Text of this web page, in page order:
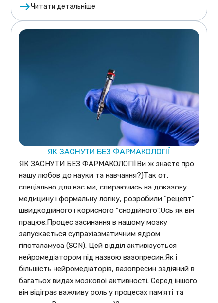
Читати детальніше
ЯК ЗАСНУТИ БЕЗ ФАРМАКОЛОГІЇ
ЯК ЗАСНУТИ БЕЗ ФАРМАКОЛОГІЇВи ж знаєте про
нашу любов до науки та навчання?)Так от,
спеціально для вас ми, спираючись на доказову
медицину і формальну логіку, розробили “рецепт”
швидкодійного і корисного “снодійного”.Ось як він
працює.Процес засинання в нашому мозку
запускається супрахіазматичним ядром
гіпоталамуса (SCN). Цей відділ активізується
нейромедіатором під назвою вазопресин.Як і
більшість нейромедіаторів, вазопресин задіяний в
багатьох видах мозкової активності. Серед іншого
він відіграє важливу роль у процесах пам’яті та